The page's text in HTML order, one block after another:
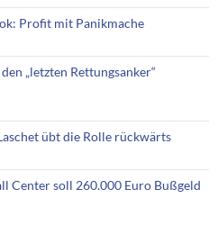
Profit mit Panikmache
„letzten Rettungsanker“
übt die Rolle rückwärts
Center soll 260.000 Euro Bußgeld